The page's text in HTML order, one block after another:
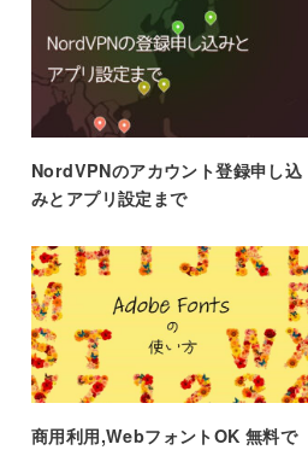
NordVPNのアカウント登録申し込
みとアプリ設定まで
商用利用,WebフォントOK 無料で